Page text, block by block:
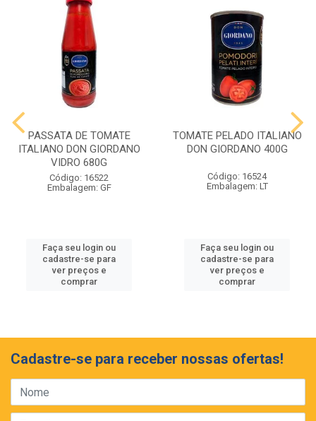
PASSATA DE TOMATE
ITALIANO DON GIORDANO
VIDRO 680G
Código: 16522
Embalagem: GF
Faça seu login ou
cadastre-se para
ver preços e
comprar
TOMATE PELADO ITALIANO
DON GIORDANO 400G
Código: 16524
Embalagem: LT
Faça seu login ou
cadastre-se para
ver preços e
comprar
Cadastre-se para receber nossas ofertas!